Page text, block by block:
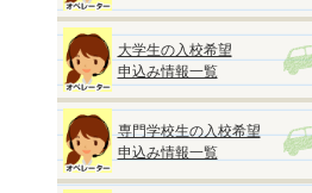
大学生の入校希望
申込み情報一覧
専門学校生の入校希望
申込み情報一覧